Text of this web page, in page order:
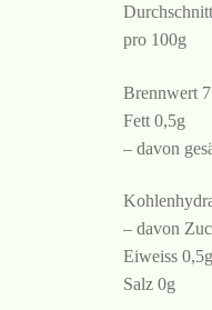
pro 100g
Brennwert
Fett 0,5g
– davon
– davon
Eiweiss 0,5g
Salz 0g